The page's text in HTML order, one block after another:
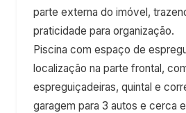
parte externa do imóvel,
praticidade para organização.
Piscina com espaço de
localização na parte frontal,
espreguiçadeiras, quintal e
garagem para 3 autos e cerca